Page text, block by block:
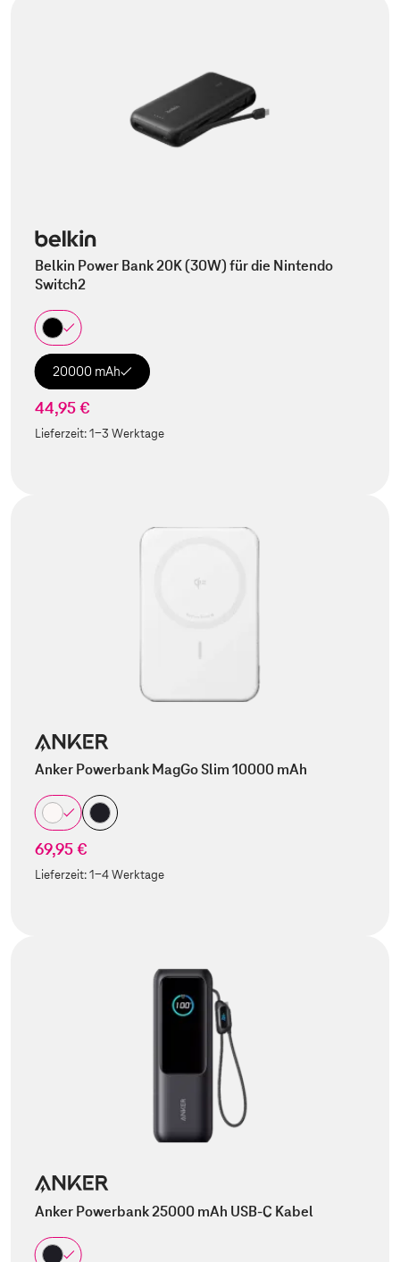
Belkin Power Bank 20K (30W) für die Nintendo
Switch2
20000 mAh
44,95 €
Lieferzeit:1-3 Werktage
Anker Powerbank MagGo Slim 10000 mAh
69,95 €
Lieferzeit:1-4 Werktage
Anker Powerbank 25000 mAh USB-C Kabel